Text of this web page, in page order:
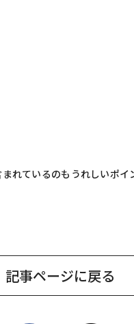
れているのもうれしいポイ
記事ページに戻る